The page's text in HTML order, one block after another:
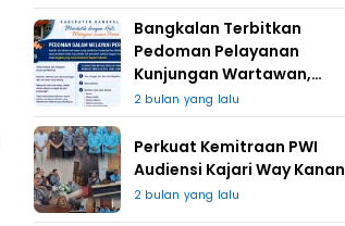
Bangkalan Terbitkan
Pedoman Pelayanan
Kunjungan Wartawan,
Redaksi : Bagus Jangan
Lari
2 bulan yang lalu
Perkuat Kemitraan PWI
Audiensi Kajari Way Kanan
2 bulan yang lalu